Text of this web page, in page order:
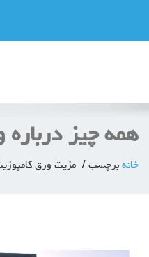
همه چیز درباره
خانه برچسب مزیت ورق